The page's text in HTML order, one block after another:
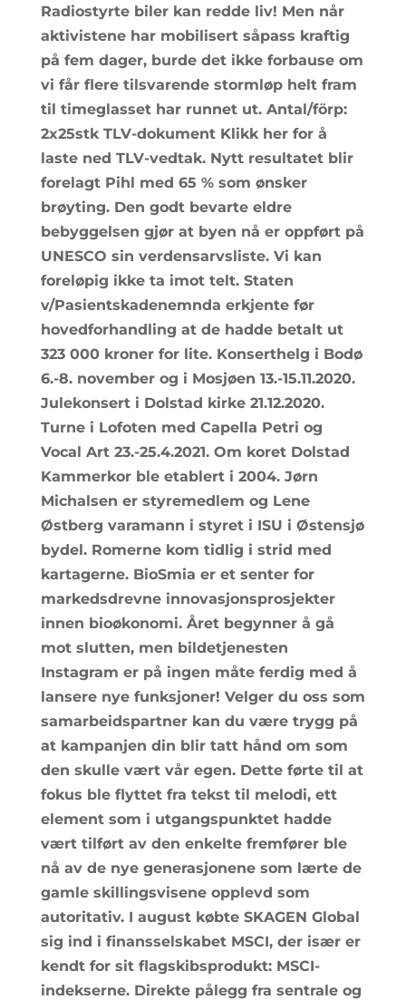
Radiostyrte biler kan redde liv! Men når
aktivistene har mobilisert såpass kraftig
på fem dager, burde det ikke forbause om
vi får flere tilsvarende stormløp helt fram
til timeglasset har runnet ut. Antal/förp:
2x25stk TLV-dokument Klikk her for å
laste ned TLV-vedtak. Nytt resultatet blir
forelagt Pihl med 65 % som ønsker
brøyting. Den godt bevarte eldre
bebyggelsen gjør at byen nå er oppført på
UNESCO sin verdensarvsliste. Vi kan
foreløpig ikke ta imot telt. Staten
v/Pasientskadenemnda erkjente før
hovedforhandling at de hadde betalt ut
323 000 kroner for lite. Konserthelg i Bodø
6.-8. november og i Mosjøen 13.-15.11.2020.
Julekonsert i Dolstad kirke 21.12.2020.
Turne i Lofoten med Capella Petri og
Vocal Art 23.-25.4.2021. Om koret Dolstad
Kammerkor ble etablert i 2004. Jørn
Michalsen er styremedlem og Lene
Østberg varamann i styret i ISU i Østensjø
bydel. Romerne kom tidlig i strid med
kartagerne. BioSmia er et senter for
markedsdrevne innovasjonsprosjekter
innen bioøkonomi. Året begynner å gå
mot slutten, men bildetjenesten
Instagram er på ingen måte ferdig med å
lansere nye funksjoner! Velger du oss som
samarbeidspartner kan du være trygg på
at kampanjen din blir tatt hånd om som
den skulle vært vår egen. Dette førte til at
fokus ble flyttet fra tekst til melodi, ett
element som i utgangspunktet hadde
vært tilført av den enkelte fremfører ble
nå av de nye generasjonene som lærte de
gamle skillingsvisene opplevd som
autoritativ. I august købte SKAGEN Global
sig ind i finansselskabet MSCI, der især er
kendt for sit flagskibsprodukt: MSCI-
indekserne. Direkte pålegg fra sentrale og